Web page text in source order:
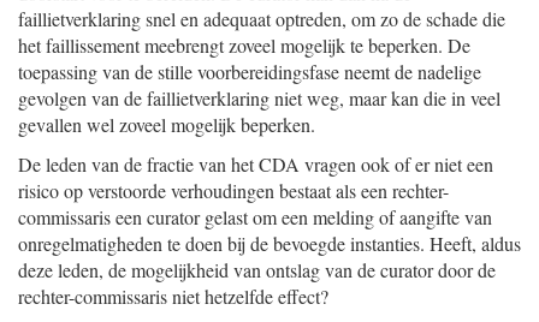
faillietverklaring snel en adequaat optreden, om zo de schade die
het faillissement meebrengt zoveel mogelijk te beperken. De
toepassing van de stille voorbereidingsfase neemt de nadelige
gevolgen van de faillietverklaring niet weg, maar kan die in veel
gevallen wel zoveel mogelijk beperken.
De leden van de fractie van het CDA vragen ook of er niet een
risico op verstoorde verhoudingen bestaat als een rechter-
commissaris een curator gelast om een melding of aangifte van
onregelmatigheden te doen bij de bevoegde instanties. Heeft, aldus
deze leden, de mogelijkheid van ontslag van de curator door de
rechter-commissaris niet hetzelfde effect?